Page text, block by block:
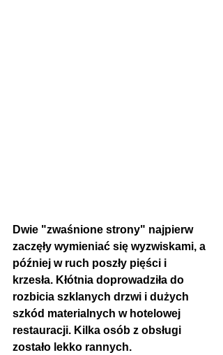
Dwie "zwaśnione strony" najpierw
zaczęły wymieniać się wyzwiskami, a
później w ruch poszły pięści i
krzesła. Kłótnia doprowadziła do
rozbicia szklanych drzwi i dużych
szkód materialnych w hotelowej
restauracji. Kilka osób z obsługi
zostało lekko rannych.